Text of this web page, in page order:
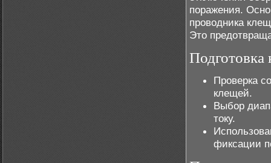
поражения.
проводника
Это
Подготовка
Проверка
клещей.
Выбор
току.
фиксации